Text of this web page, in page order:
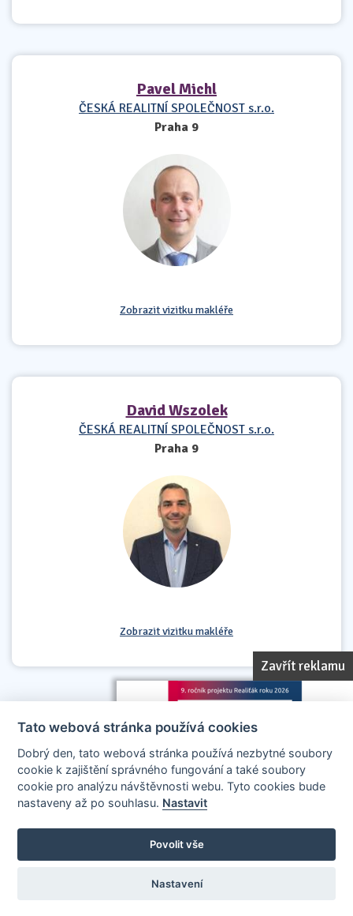
Zavřít reklamu
Pavel Michl
ČESKÁ REALITNÍ SPOLEČNOST s.r.o.
Praha 9
Zobrazit vizitku makléře
David Wszolek
ČESKÁ REALITNÍ SPOLEČNOST s.r.o.
Praha 9
Zobrazit vizitku makléře
Stránky vytvořeny v iD-SIGN
Provozovatelem tohoto serveru je společnost AllCzech Promotion, s.r.o.,
08208107, zapsaná v obchodním rejstříku vedeném Městským soudem v
Tato webová stránka používá cookies
Dobrý den, tato webová stránka používá nezbytné soubory
cookie k zajištění správného fungování a také soubory
cookie pro analýzu návštěvnosti webu. Tyto cookies bude
nastaveny až po souhlasu. Nastavit
Povolit vše
Nastavení